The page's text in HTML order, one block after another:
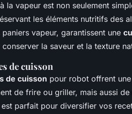
la vapeur est non seulement
les éléments nutritifs des
vapeur, garantissent une
la saveur et la texture
de cuisson
de cuisson pour robot offrent
de frire ou griller, mais aussi
est parfait pour diversifier vos